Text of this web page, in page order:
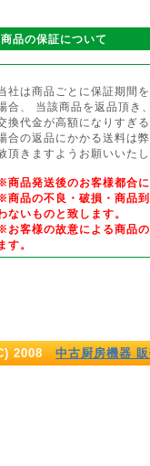
商品の保証について
社は商品ごとに保証期間
合、 当該商品を返品頂き
換代金が高額になりすぎ
合の返品にかかる送料は
頂きますようお願いいた
商品発送後のお客様都合
商品の不良・破損・商品
ないものと致します。
お客様の故意による商品
す。
2008 中古厨房機器